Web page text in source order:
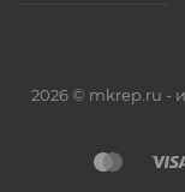
2026 © mkrep.ru -